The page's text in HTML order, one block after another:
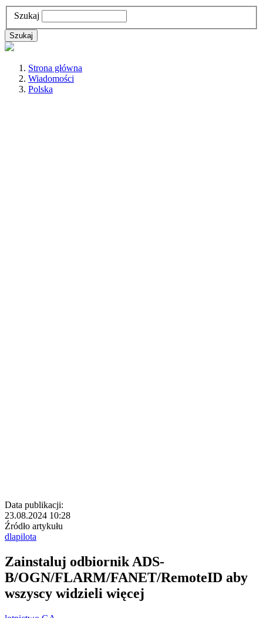
Szukaj
Strona główna
Wiadomości
Polska
Data publikacji:
23.08.2024 10:28
Źródło artykułu
dlapilota
Zainstaluj odbiornik ADS-
B/OGN/FLARM/FANET/RemoteID aby
wszyscy widzieli więcej